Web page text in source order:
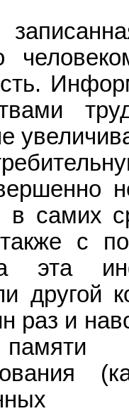
самих
с
эта
другой
раз и